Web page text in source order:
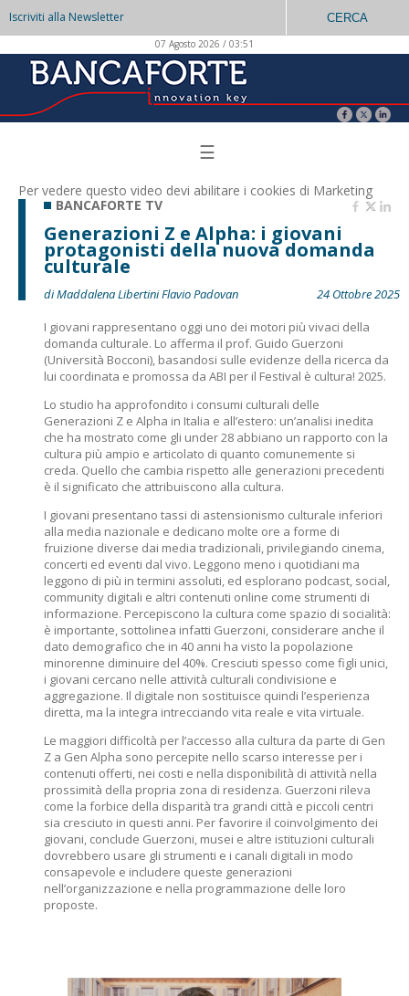
Iscriviti alla Newsletter CERCA
07 Agosto 2026 / 03:51
☰
Per vedere questo video devi abilitare i cookies di Marketing
BANCAFORTE TV
Generazioni Z e Alpha: i giovani
protagonisti della nuova domanda
culturale
di Maddalena Libertini Flavio Padovan
24 Ottobre 2025
I giovani rappresentano oggi uno dei motori più vivaci della
domanda culturale. Lo afferma il prof. Guido Guerzoni
(Università Bocconi), basandosi sulle evidenze della ricerca da
lui coordinata e promossa da ABI per il Festival è cultura! 2025.
Lo studio ha approfondito i consumi culturali delle
Generazioni Z e Alpha in Italia e all’estero: un’analisi inedita
che ha mostrato come gli under 28 abbiano un rapporto con la
cultura più ampio e articolato di quanto comunemente si
creda. Quello che cambia rispetto alle generazioni precedenti
è il significato che attribuiscono alla cultura.
I giovani presentano tassi di astensionismo culturale inferiori
alla media nazionale e dedicano molte ore a forme di
fruizione diverse dai media tradizionali, privilegiando cinema,
concerti ed eventi dal vivo. Leggono meno i quotidiani ma
leggono di più in termini assoluti, ed esplorano podcast, social,
community digitali e altri contenuti online come strumenti di
informazione. Percepiscono la cultura come spazio di socialità:
è importante, sottolinea infatti Guerzoni, considerare anche il
dato demografico che in 40 anni ha visto la popolazione
minorenne diminuire del 40%. Cresciuti spesso come figli unici,
i giovani cercano nelle attività culturali condivisione e
aggregazione. Il digitale non sostituisce quindi l’esperienza
diretta, ma la integra intrecciando vita reale e vita virtuale.
Le maggiori difficoltà per l’accesso alla cultura da parte di Gen
Z a Gen Alpha sono percepite nello scarso interesse per i
contenuti offerti, nei costi e nella disponibilità di attività nella
prossimità della propria zona di residenza. Guerzoni rileva
come la forbice della disparità tra grandi città e piccoli centri
sia cresciuto in questi anni. Per favorire il coinvolgimento dei
giovani, conclude Guerzoni, musei e altre istituzioni culturali
dovrebbero usare gli strumenti e i canali digitali in modo
consapevole e includere queste generazioni
nell’organizzazione e nella programmazione delle loro
proposte.